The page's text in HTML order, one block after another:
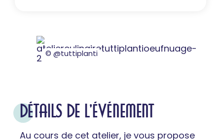
© @tuttiplanti
DÉTAILS DE L'ÉVÉNEMENT
Au cours de cet atelier, je vous propose